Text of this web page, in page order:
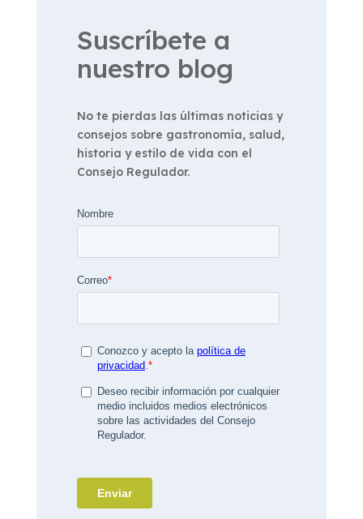
Suscríbete a
nuestro blog
No te pierdas las últimas noticias y
consejos sobre gastronomía, salud,
historia y estilo de vida con el
Consejo Regulador.